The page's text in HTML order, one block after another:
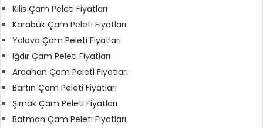
Kilis Çam Peleti Fiyatları
Karabük Çam Peleti Fiyatları
Yalova Çam Peleti Fiyatları
Iğdır Çam Peleti Fiyatları
Ardahan Çam Peleti Fiyatları
Bartın Çam Peleti Fiyatları
Şırnak Çam Peleti Fiyatları
Batman Çam Peleti Fiyatları